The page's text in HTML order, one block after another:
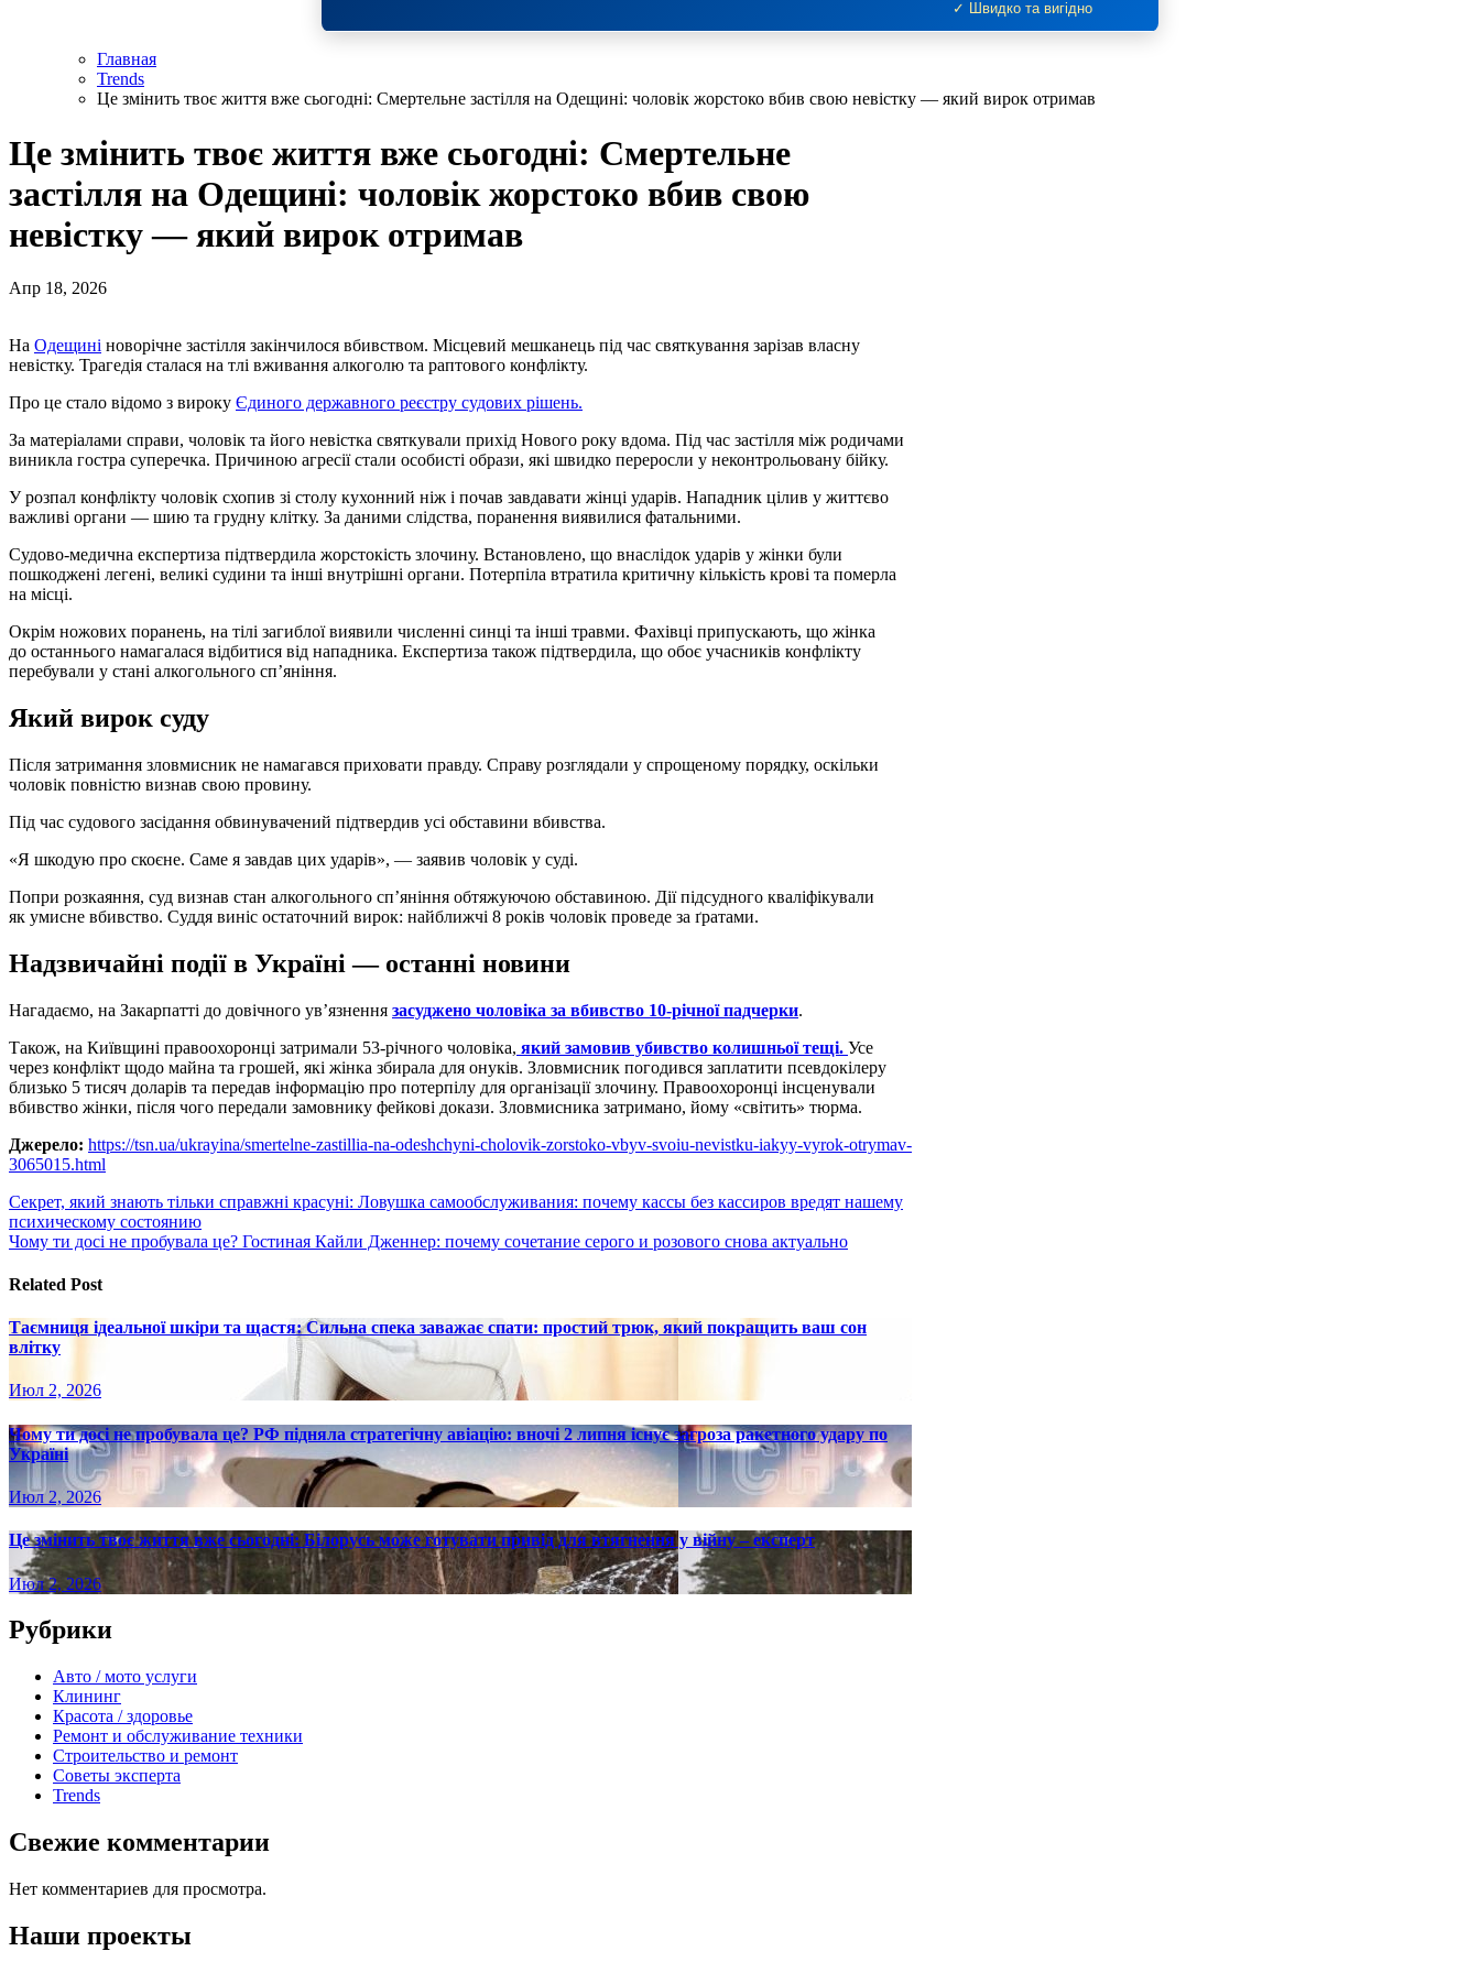
✓ Швидко та вигідно
Главная
Trends
Це змінить твоє життя вже сьогодні: Смертельне застілля на Одещині: чоловік жорстоко вбив свою невістку — який вирок отримав
Це змінить твоє життя вже сьогодні: Смертельне
застілля на Одещині: чоловік жорстоко вбив свою
невістку — який вирок отримав
Апр 18, 2026
На Одещині новорічне застілля закінчилося вбивством. Місцевий мешканець під час святкування зарізав власну
невістку. Трагедія сталася на тлі вживання алкоголю та раптового конфлікту.
Про це стало відомо з вироку Єдиного державного реєстру судових рішень.
За матеріалами справи, чоловік та його невістка святкували прихід Нового року вдома. Під час застілля між родичами
виникла гостра суперечка. Причиною агресії стали особисті образи, які швидко переросли у неконтрольовану бійку.
У розпал конфлікту чоловік схопив зі столу кухонний ніж і почав завдавати жінці ударів. Нападник цілив у життєво
важливі органи — шию та грудну клітку. За даними слідства, поранення виявилися фатальними.
Судово-медична експертиза підтвердила жорстокість злочину. Встановлено, що внаслідок ударів у жінки були
пошкоджені легені, великі судини та інші внутрішні органи. Потерпіла втратила критичну кількість крові та померла
на місці.
Окрім ножових поранень, на тілі загиблої виявили численні синці та інші травми. Фахівці припускають, що жінка
до останнього намагалася відбитися від нападника. Експертиза також підтвердила, що обоє учасників конфлікту
перебували у стані алкогольного сп’яніння.
Який вирок суду
Після затримання зловмисник не намагався приховати правду. Справу розглядали у спрощеному порядку, оскільки
чоловік повністю визнав свою провину.
Під час судового засідання обвинувачений підтвердив усі обставини вбивства.
«Я шкодую про скоєне. Саме я завдав цих ударів», — заявив чоловік у суді.
Попри розкаяння, суд визнав стан алкогольного сп’яніння обтяжуючою обставиною. Дії підсудного кваліфікували
як умисне вбивство. Суддя виніс остаточний вирок: найближчі 8 років чоловік проведе за ґратами.
Надзвичайні події в Україні — останні новини
Нагадаємо, на Закарпатті до довічного ув’язнення засуджено чоловіка за вбивство 10-річної падчерки.
Також, на Київщині правоохоронці затримали 53-річного чоловіка, який замовив убивство колишньої тещі. Усе
через конфлікт щодо майна та грошей, які жінка збирала для онуків. Зловмисник погодився заплатити псевдокілеру
близько 5 тисяч доларів та передав інформацію про потерпілу для організації злочину. Правоохоронці інсценували
вбивство жінки, після чого передали замовнику фейкові докази. Зловмисника затримано, йому «світить» тюрма.
Джерело: https://tsn.ua/ukrayina/smertelne-zastillia-na-odeshchyni-cholovik-zorstoko-vbyv-svoiu-nevistku-iakyy-vyrok-otrymav-
3065015.html
Навигация
по
Секрет, який знають тільки справжні красуні: Ловушка самообслуживания: почему кассы без кассиров вредят нашему
психическому состоянию
Чому ти досі не пробувала це? Гостиная Кайли Дженнер: почему сочетание серого и розового снова актуально
Related Post
Таємниця ідеальної шкіри та щастя: Сильна спека заважає спати: простий трюк, який покращить ваш сон
влітку
Июл 2, 2026
Чому ти досі не пробувала це? РФ підняла стратегічну авіацію: вночі 2 липня існує загроза ракетного удару по
Україні
Июл 2, 2026
Це змінить твоє життя вже сьогодні: Білорусь може готувати привід для втягнення у війну – експерт
Июл 2, 2026
Рубрики
Авто / мото услуги
Клининг
Красота / здоровье
Ремонт и обслуживание техники
Строительство и ремонт
Советы эксперта
Trends
Свежие комментарии
Нет комментариев для просмотра.
Наши проекты